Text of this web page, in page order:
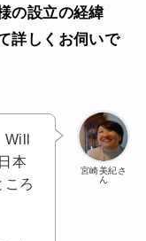
の設立の経緯
詳しくお伺いで
宮崎美紀さ
ん
本
ころ